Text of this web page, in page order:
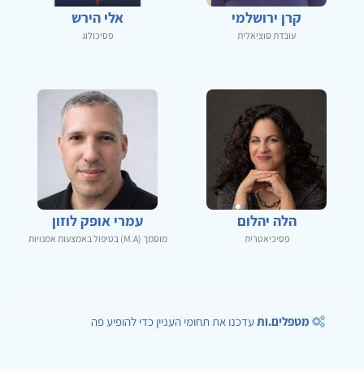
קרן ירושלמי
עובדת סוציאלית
אלי הירש
פסיכולוג
הלה יהלום
פסיכיאטרית
עמרי אופק לוזון
מוסמך (M.A) בטיפול באמצעות אמנויות
מטפלים.ותעדכנו את תחומי העניין כדי להופיע פה